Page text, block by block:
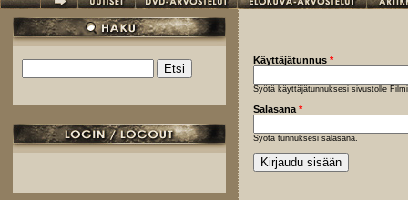
Hakulomake
Käyttäjätunnus *
Syötä käyttäjätunnuksesi sivustolle
Salasana *
Syötä tunnuksesi salasana.